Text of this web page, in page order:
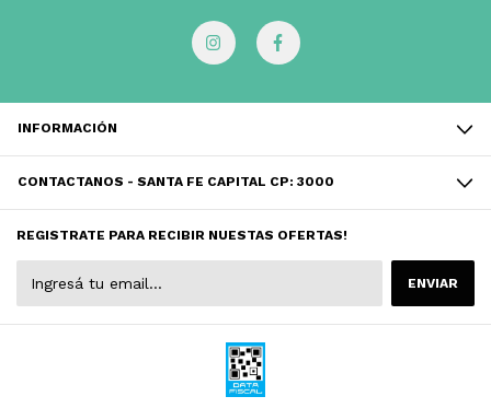
INFORMACIÓN
CONTACTANOS - SANTA FE CAPITAL CP: 3000
REGISTRATE PARA RECIBIR NUESTAS OFERTAS!